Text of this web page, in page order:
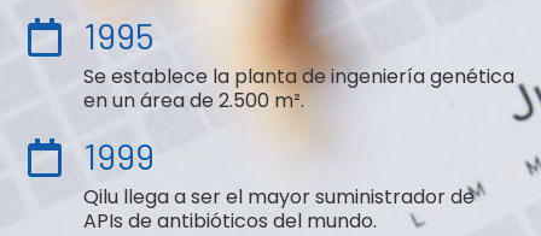
1995
Se establece la planta de ingeniería genética
en un área de 2.500 m².
1999
Qilu llega a ser el mayor suministrador de
APIs de antibióticos del mundo.